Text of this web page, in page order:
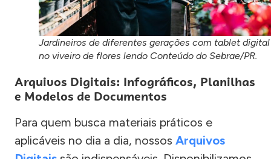
Jardineiros de diferentes gerações com tablet digital
no viveiro de flores lendo Conteúdo do Sebrae/PR.
Arquivos Digitais: Infográficos, Planilhas
e Modelos de Documentos
Para quem busca materiais práticos e
aplicáveis no dia a dia, nossos Arquivos